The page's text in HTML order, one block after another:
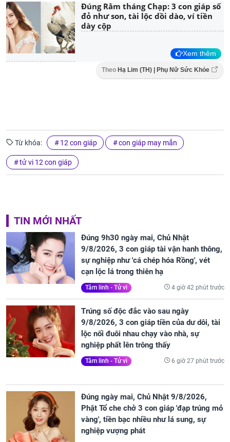
Đúng Rằm tháng Chạp: 3 con giáp số
đỏ như son, tài lộc dồi dào, ví tiền
dày cộp
Xem thêm
Theo Hạ Lim (TH) | Phụ Nữ Sức Khỏe
Từ khóa: 12 con giáp con giáp may mắn
tử vi 12 con giáp
TIN MỚI NHẤT
Đúng 9h30 ngày mai, Chủ Nhật
9/8/2026, 3 con giáp tài vận hanh thông,
sự nghiệp như 'cá chép hóa Rồng', vét
cạn lộc lá trong thiên hạ
Tâm linh - Tử vi 4 giờ 42 phút trước
Trúng số độc đắc vào sau ngày
9/8/2026, 3 con giáp tiền của dư dôi, tài
lộc nối đuôi nhau chạy vào nhà, sự
nghiệp phất lên trông thấy
Tâm linh - Tử vi 6 giờ 27 phút trước
Đúng ngày mai, Chủ Nhật 9/8/2026,
Phật Tổ che chở 3 con giáp 'đạp trúng mỏ
vàng', tiền bạc nhiều như lá sung, sự
nghiệp vượng phát